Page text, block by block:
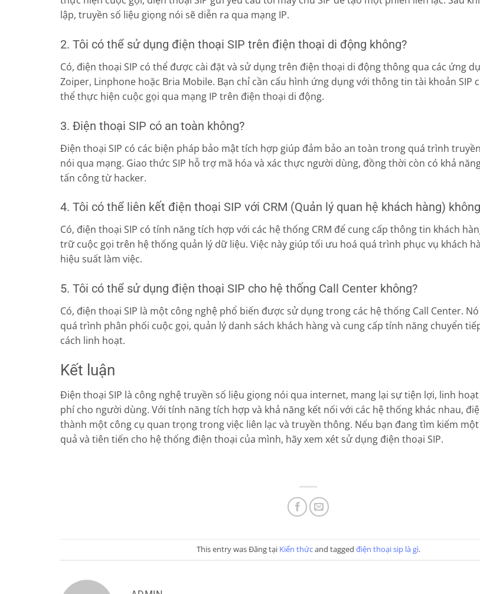
lập, truyền số liệu giọng nói sẽ diễn ra qua mạng IP.
2. Tôi có thể sử dụng điện thoại SIP trên điện thoại di động không?
Có, điện thoại SIP có thể được cài đặt và sử dụng trên điện thoại di động thông qua các ứng
Zoiper, Linphone hoặc Bria Mobile. Bạn chỉ cần cấu hình ứng dụng với thông tin tài khoản SIP
thể thực hiện cuộc gọi qua mạng IP trên điện thoại di động.
3. Điện thoại SIP có an toàn không?
Điện thoại SIP có các biện pháp bảo mật tích hợp giúp đảm bảo an toàn trong quá trình
nói qua mạng. Giao thức SIP hỗ trợ mã hóa và xác thực người dùng, đồng thời còn có khả
tấn công từ hacker.
4. Tôi có thể liên kết điện thoại SIP với CRM (Quản lý quan hệ khách hàng)
Có, điện thoại SIP có tính năng tích hợp với các hệ thống CRM để cung cấp thông tin khách
trữ cuộc gọi trên hệ thống quản lý dữ liệu. Việc này giúp tối ưu hoá quá trình phục vụ khách
hiệu suất làm việc.
5. Tôi có thể sử dụng điện thoại SIP cho hệ thống Call Center không?
Có, điện thoại SIP là một công nghệ phổ biến được sử dụng trong các hệ thống Call Center.
quá trình phân phối cuộc gọi, quản lý danh sách khách hàng và cung cấp tính năng chuyển
cách linh hoạt.
Kết luận
Điện thoại SIP là công nghệ truyền số liệu giọng nói qua internet, mang lại sự tiện lợi, linh
phí cho người dùng. Với tính năng tích hợp và khả năng kết nối với các hệ thống khác nhau,
thành một công cụ quan trọng trong việc liên lạc và truyền thông. Nếu bạn đang tìm kiếm
quả và tiên tiến cho hệ thống điện thoại của mình, hãy xem xét sử dụng điện thoại SIP.
This entry was Đăng tại Kiến thứcand tagged điện thoại sip là gì.